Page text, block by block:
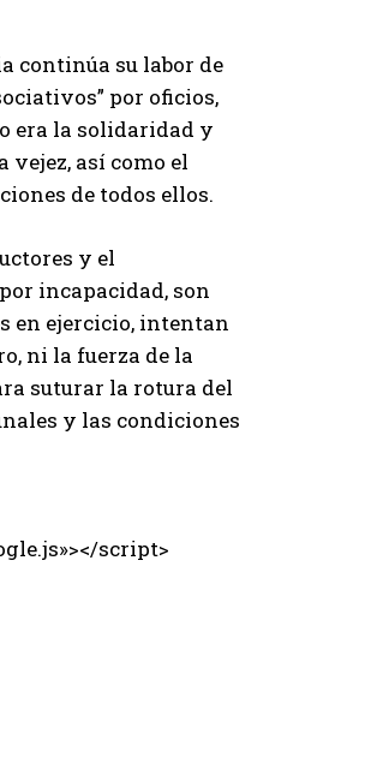
continúa su labor de
por oficios,
era la solidaridad y
así como el
de todos ellos.
y el
incapacidad, son
en ejercicio, intentan
ni la fuerza de la
suturar la rotura del
y las condiciones
script>